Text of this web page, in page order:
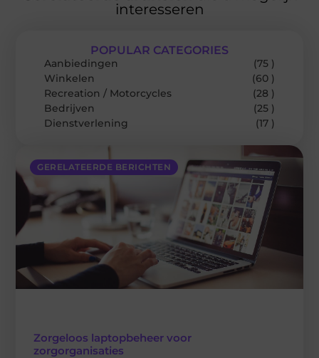
interesseren
GERELATEERDE BERICHTEN
Zorgeloos laptopbeheer voor
zorgorganisaties
POPULAR CATEGORIES
Aanbiedingen
(75 )
Winkelen
(60 )
Recreation / Motorcycles
(28 )
Bedrijven
(25 )
Dienstverlening
(17 )